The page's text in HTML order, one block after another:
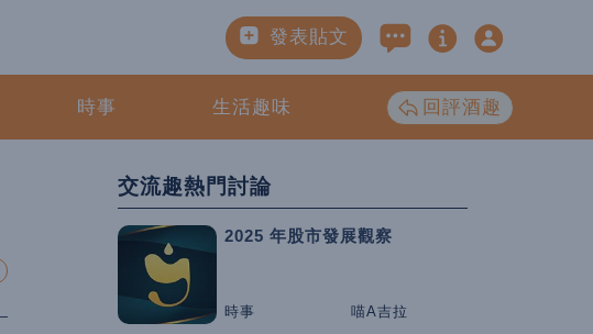
發表貼文
時事 生活趣味 回評酒趣
交流趣熱門討論
2025 年股市發展觀察
時事 喵A吉拉